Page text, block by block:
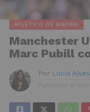
ATLÉTICO DE MADRID
Manchester
Marc Pubill
Por Lucía Alves